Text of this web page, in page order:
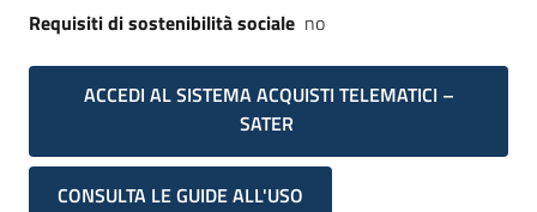
Requisiti di sostenibilità sociale no
ACCEDI AL SISTEMA ACQUISTI TELEMATICI –
SATER
CONSULTA LE GUIDE ALL'USO